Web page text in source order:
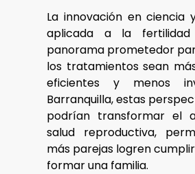
La innovación en ciencia
aplicada a la
panorama prometedor
los tratamientos sean
eficientes y menos
Barranquilla, estas
podrían transformar el
salud reproductiva,
más parejas logren
formar una familia.